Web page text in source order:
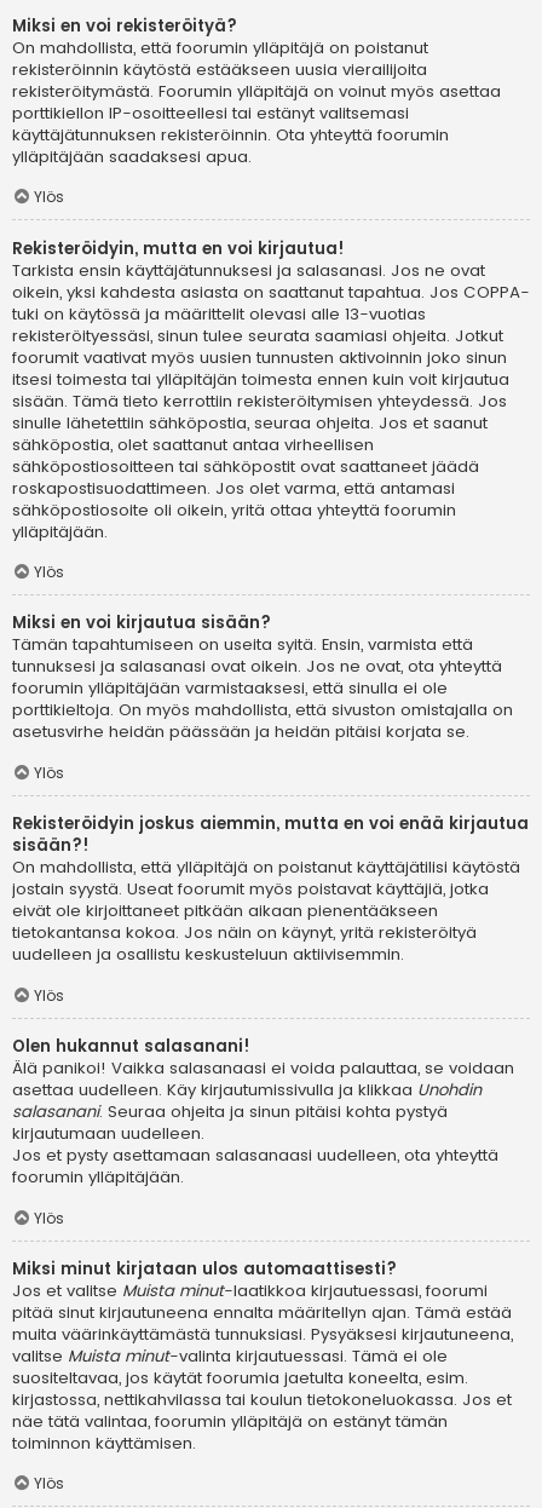
Miksi en voi rekisteröityä?
On mahdollista, että foorumin ylläpitäjä on poistanut
rekisteröinnin käytöstä estääkseen uusia vierailijoita
rekisteröitymästä. Foorumin ylläpitäjä on voinut myös asettaa
porttikiellon IP-osoitteellesi tai estänyt valitsemasi
käyttäjätunnuksen rekisteröinnin. Ota yhteyttä foorumin
ylläpitäjään saadaksesi apua.
Ylös
Rekisteröidyin, mutta en voi kirjautua!
Tarkista ensin käyttäjätunnuksesi ja salasanasi. Jos ne ovat
oikein, yksi kahdesta asiasta on saattanut tapahtua. Jos COPPA-
tuki on käytössä ja määrittelit olevasi alle 13-vuotias
rekisteröityessäsi, sinun tulee seurata saamiasi ohjeita. Jotkut
foorumit vaativat myös uusien tunnusten aktivoinnin joko sinun
itsesi toimesta tai ylläpitäjän toimesta ennen kuin voit kirjautua
sisään. Tämä tieto kerrottiin rekisteröitymisen yhteydessä. Jos
sinulle lähetettiin sähköpostia, seuraa ohjeita. Jos et saanut
sähköpostia, olet saattanut antaa virheellisen
sähköpostiosoitteen tai sähköpostit ovat saattaneet jäädä
roskapostisuodattimeen. Jos olet varma, että antamasi
sähköpostiosoite oli oikein, yritä ottaa yhteyttä foorumin
ylläpitäjään.
Ylös
Miksi en voi kirjautua sisään?
Tämän tapahtumiseen on useita syitä. Ensin, varmista että
tunnuksesi ja salasanasi ovat oikein. Jos ne ovat, ota yhteyttä
foorumin ylläpitäjään varmistaaksesi, että sinulla ei ole
porttikieltoja. On myös mahdollista, että sivuston omistajalla on
asetusvirhe heidän päässään ja heidän pitäisi korjata se.
Ylös
Rekisteröidyin joskus aiemmin, mutta en voi enää kirjautua
sisään?!
On mahdollista, että ylläpitäjä on poistanut käyttäjätilisi käytöstä
jostain syystä. Useat foorumit myös poistavat käyttäjiä, jotka
eivät ole kirjoittaneet pitkään aikaan pienentääkseen
tietokantansa kokoa. Jos näin on käynyt, yritä rekisteröityä
uudelleen ja osallistu keskusteluun aktiivisemmin.
Ylös
Olen hukannut salasanani!
Älä panikoi! Vaikka salasanaasi ei voida palauttaa, se voidaan
asettaa uudelleen. Käy kirjautumissivulla ja klikkaa Unohdin
salasanani. Seuraa ohjeita ja sinun pitäisi kohta pystyä
kirjautumaan uudelleen.
Jos et pysty asettamaan salasanaasi uudelleen, ota yhteyttä
foorumin ylläpitäjään.
Ylös
Miksi minut kirjataan ulos automaattisesti?
Jos et valitse Muista minut-laatikkoa kirjautuessasi, foorumi
pitää sinut kirjautuneena ennalta määritellyn ajan. Tämä estää
muita väärinkäyttämästä tunnuksiasi. Pysyäksesi kirjautuneena,
valitse Muista minut-valinta kirjautuessasi. Tämä ei ole
suositeltavaa, jos käytät foorumia jaetulta koneelta, esim.
kirjastossa, nettikahvilassa tai koulun tietokoneluokassa. Jos et
näe tätä valintaa, foorumin ylläpitäjä on estänyt tämän
toiminnon käyttämisen.
Ylös